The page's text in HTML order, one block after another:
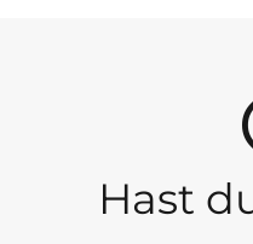
Hast